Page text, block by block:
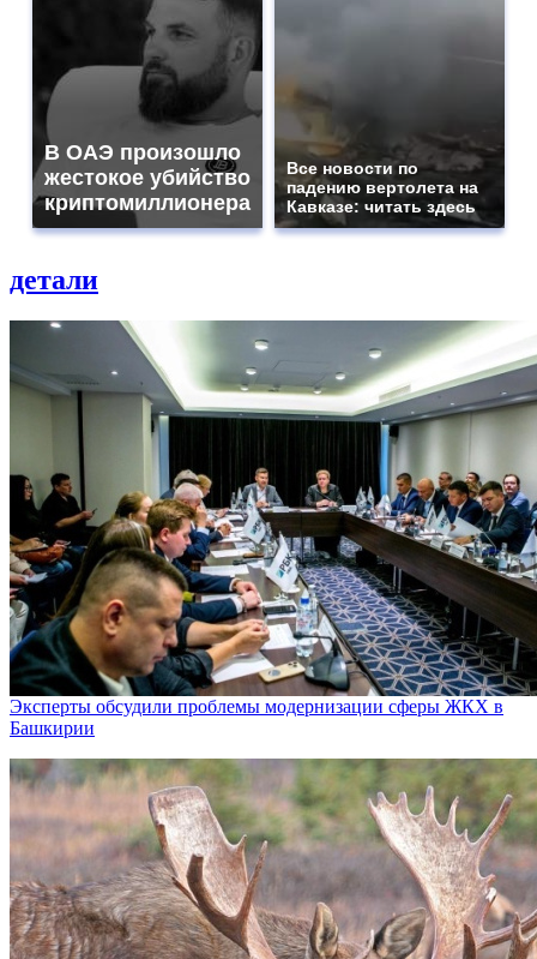
В ОАЭ произошло
жестокое убийство
криптомиллионера
Все новости по
падению вертолета на
Кавказе: читать здесь
детали
Эксперты обсудили проблемы модернизации сферы ЖКХ в
Башкирии